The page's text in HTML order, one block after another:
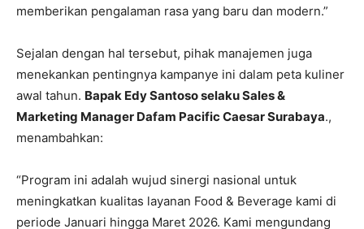
memberikan pengalaman rasa yang baru dan modern.”
Sejalan dengan hal tersebut, pihak manajemen juga
menekankan pentingnya kampanye ini dalam peta kuliner
awal tahun. Bapak Edy Santoso selaku Sales &
Marketing Manager Dafam Pacific Caesar Surabaya.,
menambahkan:
“Program ini adalah wujud sinergi nasional untuk
meningkatkan kualitas layanan Food & Beverage kami di
periode Januari hingga Maret 2026. Kami mengundang